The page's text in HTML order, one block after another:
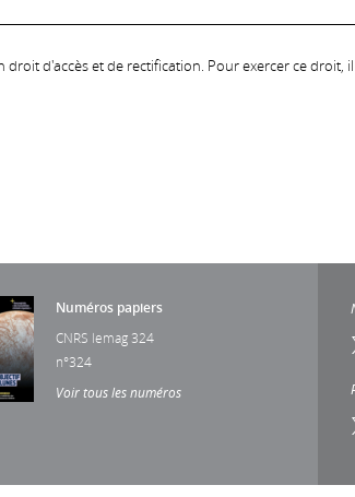
d'accès et de rectification. Pour exercer ce droit,
Numéros papiers
CNRS lemag 324
n°324
Voir tous les numéros